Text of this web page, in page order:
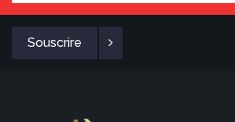
Souscrire